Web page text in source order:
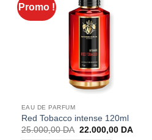
Promo !
EAU DE PARFUM
Red Tobacco intense 120ml
25.000,00DA Le
22.000,00 DALe